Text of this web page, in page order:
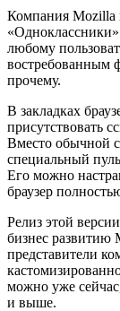
Компания Mozilla
любому
востребованным
прочему.
В закладках
присутствовать
Вместо обычной
специальный
Его можно
браузер
Релиз этой
бизнес развитию
представители
можно уже
и выше.